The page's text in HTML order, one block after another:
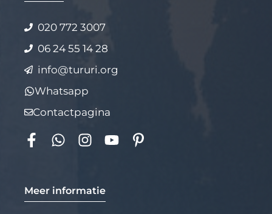
020 772 3007
06 24 55 14 28
info@tururi.org
Whatsapp
Contactpagina
Meer informatie